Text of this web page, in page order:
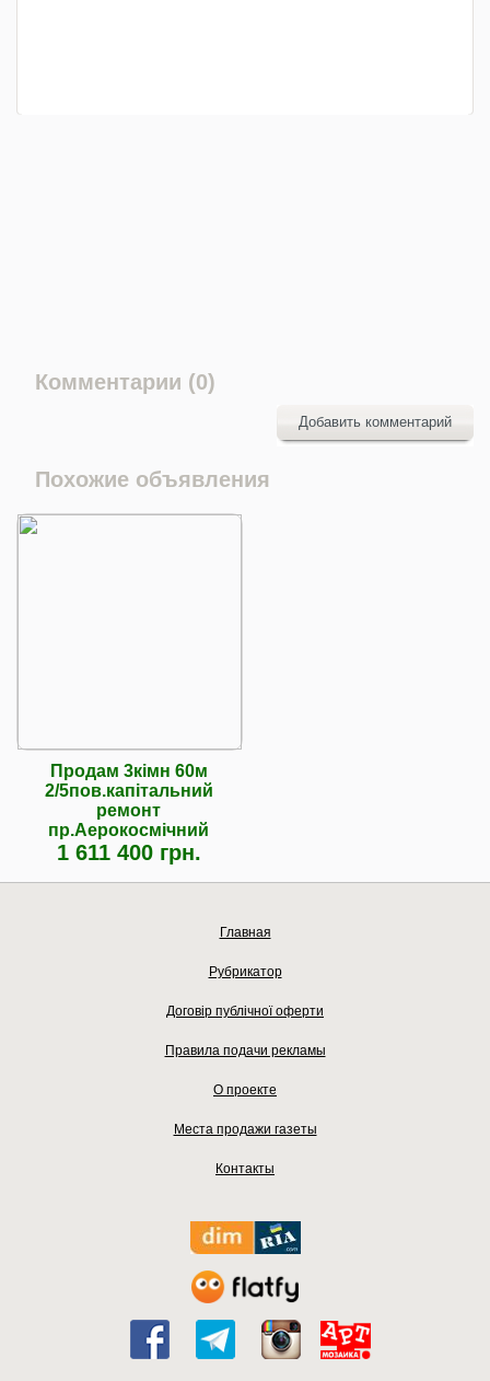
Комментарии (0)
Добавить комментарий
Похожие объявления
Продам 3кімн 60м
2/5пов.капітальний
ремонт
пр.Аерокосмічний
1 611 400 грн.
Главная
Рубрикатор
Договір публічної оферти
Правила подачи рекламы
О проекте
Места продажи газеты
Контакты